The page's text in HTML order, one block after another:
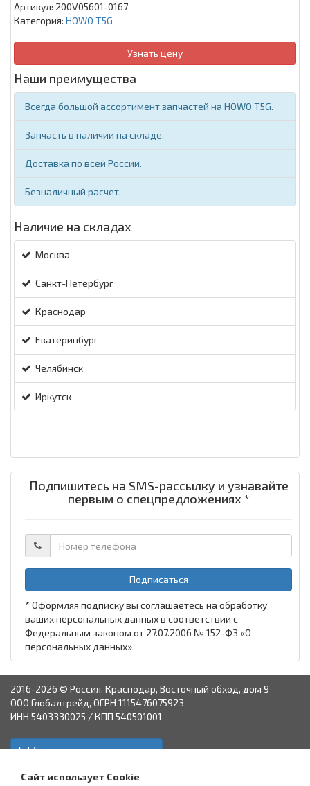
Артикул: 200V05601-0167
Категория: HOWO T5G
Узнать цену
Наши преимущества
Всегда большой ассортимент запчастей на HOWO T5G.
Запчасть в наличии на складе.
Доставка по всей России.
Безналичный расчет.
Наличие на складах
Москва
Санкт-Петербург
Краснодар
Екатеринбург
Челябинск
Иркутск
Подпишитесь на SMS-рассылку и узнавайте
первым о спецпредложениях *
Подписаться
* Оформляя подписку вы соглашаетесь на обработку
ваших персональных данных в соответствии с
Федеральным законом от 27.07.2006 № 152-ФЗ «О
персональных данных»
2016-2026 © Россия, Краснодар, Восточный обход, дом 9
ООО Глобалтрейд, ОГРН 1115476075923
ИНН 5403330025 / КПП 540501001
Связаться с руководством
Сайт использует Cookie